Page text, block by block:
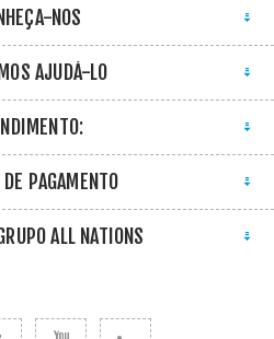
NOS
AJUDÁ-LO
DE PAGAMENTO
ALL NATIONS